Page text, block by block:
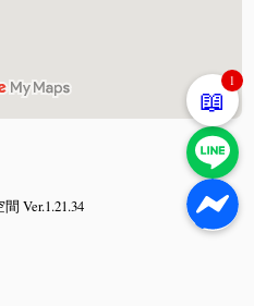
Ver.1.21.34
📖
1